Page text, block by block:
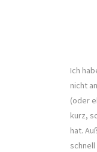
Ich
nicht
(oder
kurz,
hat.